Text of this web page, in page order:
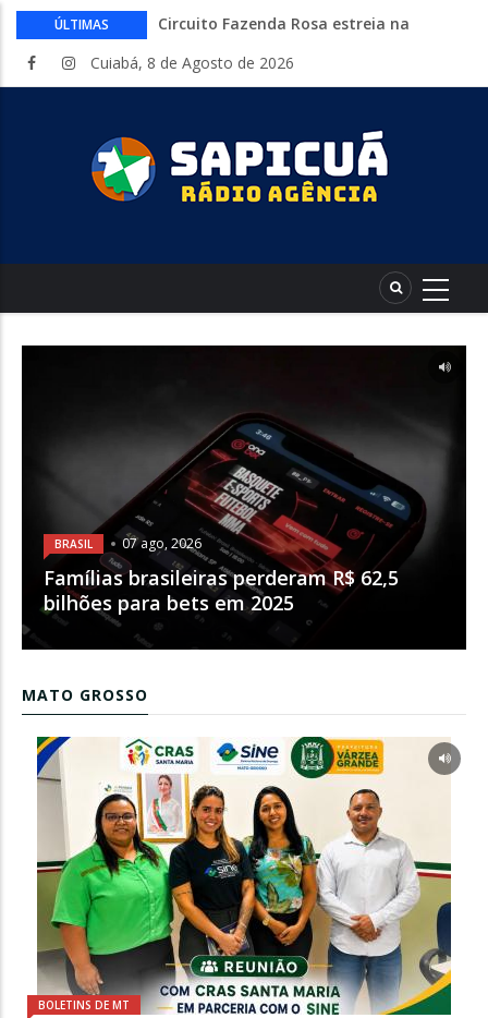
ÚLTIMAS
Circuito Fazenda Rosa estreia na
atividades do agronegócio
sexta-feira
Começa nesta sexta-feira em Cuiabá o
Mato Grosso AgroFestival, com rodeio e
crimes digitais contra menores
CAIXA e iFood facilitam financiamento
entregadores
Cuiabá, 8 de Agosto de 2026
BRASIL 07 ago, 2026
Famílias brasileiras perderam R$ 62,5
bilhões para bets em 2025
MATO GROSSO
BOLETINS DE MT